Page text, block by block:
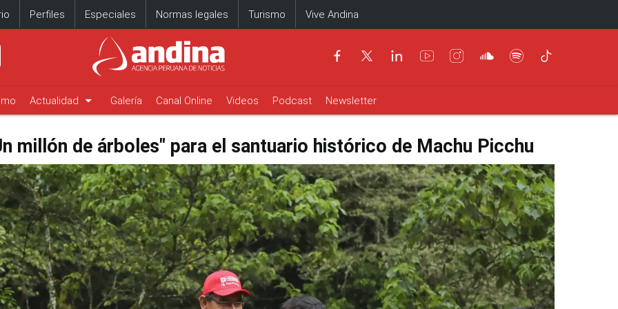
Perfiles Especiales Normas legales Turismo Vive Andina
Actualidad arrow_drop_down Galería Canal Online Videos Podcast Newsletter
millón de árboles" para el santuario histórico de Machu Picchu